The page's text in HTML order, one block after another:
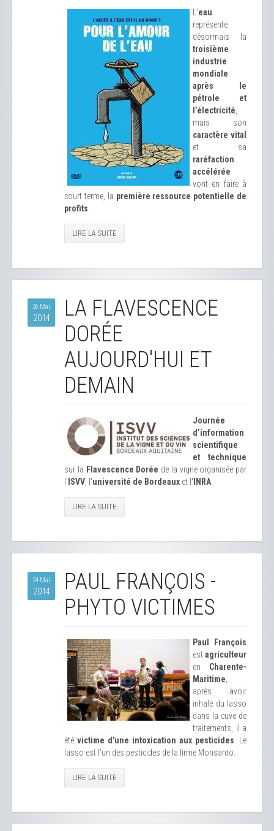
L’eau
représente
désormais la
troisième
industrie
mondiale
après le
pétrole et
l’électricité
mais son
caractère vital
et sa
raréfaction
accélérée
vont en faire à
court terme, la première ressource potentielle de
profits
LIRE LA SUITE
26 Mai
2014
LA FLAVESCENCE
DORÉE
AUJOURD'HUI ET
DEMAIN
Journée
d’information
scientifique
et technique
sur la Flavescence Dorée de la vigne organisée par
l' ISVV , l'université de Bordeaux et l' INRA
LIRE LA SUITE
24 Mai
2014
PAUL FRANÇOIS -
PHYTO VICTIMES
Paul François
est agriculteur
en Charente-
Maritime
après avoir
inhalé du lasso
dans la cuve de
traitements, il a
été victime d'une intoxication aux pesticides . Le
lasso est l'un des pesticides de la firme Monsanto.
LIRE LA SUITE